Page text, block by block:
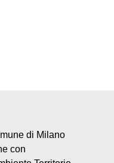
di Milano
con